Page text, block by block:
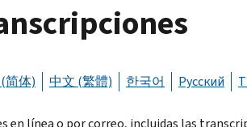
简体) 中文 (繁體) 한국어 Русский
en línea o por correo, incluidas las